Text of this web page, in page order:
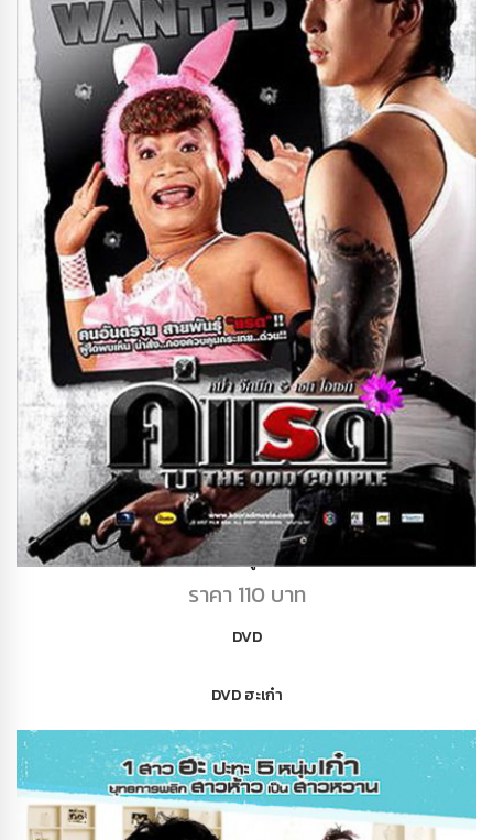
DVD คู่แรด
ราคา 110 บาท
DVD
DVD ฮะเก๋า